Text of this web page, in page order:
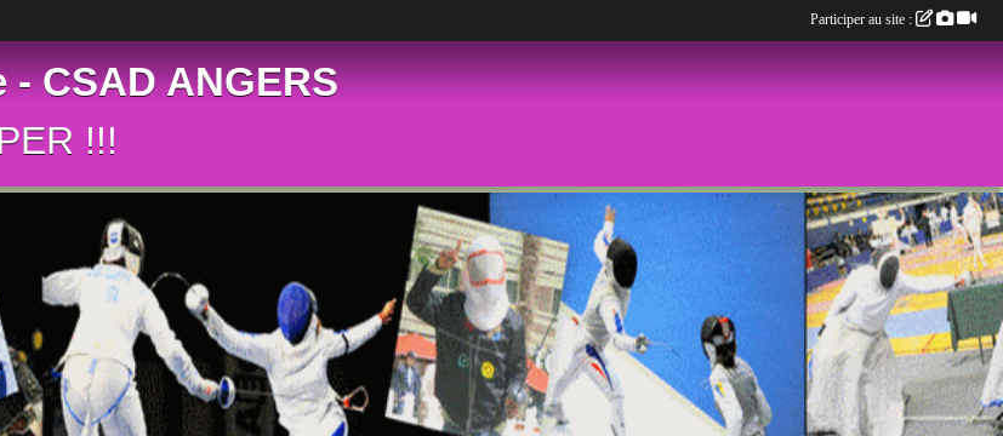
CSAD ANGERS
!!!
Participer au site :